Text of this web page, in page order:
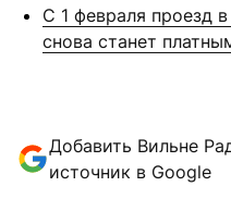
С 1 февраля проезд
снова станет
Добавить Вильне
источник в Google